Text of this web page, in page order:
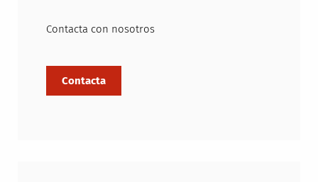
Contacta con nosotros